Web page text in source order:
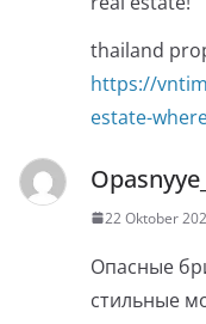
thailand
https://
estate-
22 Oktober
Опасные
стильные